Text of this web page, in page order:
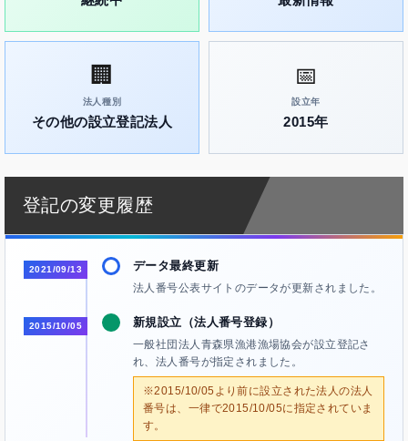
🏢
法人種別
その他の設立登記法人
📅
設立年
2015年
登記の変更履歴
2021/09/13 データ最終更新
法人番号公表サイトのデータが更新されました。
2015/10/05 新規設立（法人番号登録）
一般社団法人青森県漁港漁場協会が設立登記さ
れ、法人番号が指定されました。
※2015/10/05より前に設立された法人の法人
番号は、一律で2015/10/05に指定されていま
す。